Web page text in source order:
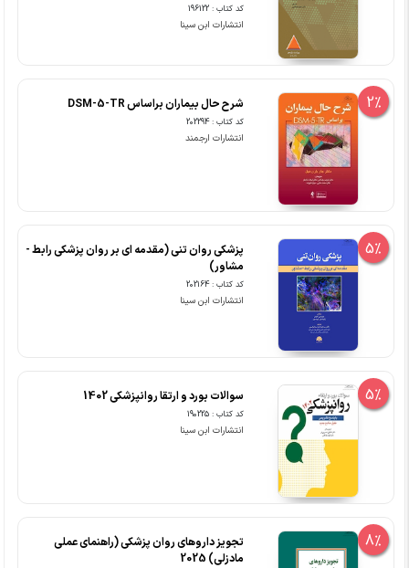
کد کتاب : 196122
انتشارات ابن سینا
2% شرح حال بیماران براساس DSM-5-TR
کد کتاب : 202294
انتشارات ارجمند
5%
پزشکی روان تنی (مقدمه ای بر روان پزشکی رابط -
مشاور)
کد کتاب : 202164
انتشارات ابن سینا
5% سوالات بورد و ارتقا روانپزشکی 1402
کد کتاب : 190225
انتشارات ابن سینا
8%
تجویز داروهای روان پزشکی (راهنمای عملی
مادزلی) 2025